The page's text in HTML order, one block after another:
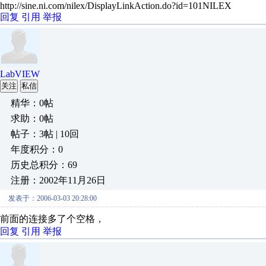
http://sine.ni.com/nilex/DisplayLinkAction.do?id=101NILEX
回复 引用 举报
LabVIEW
关注 私信
精华：0帖
求助：0帖
帖子：3帖 | 10回
年度积分：0
历史总积分：69
注册：2002年11月26日
发表于：2006-03-03 20:28:00
前面的连接多了个空格，
回复 引用 举报